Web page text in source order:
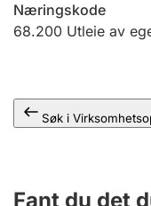
Offentlig sektor
Næringskode
68.200 Utleie av
Søk i
Fant du det